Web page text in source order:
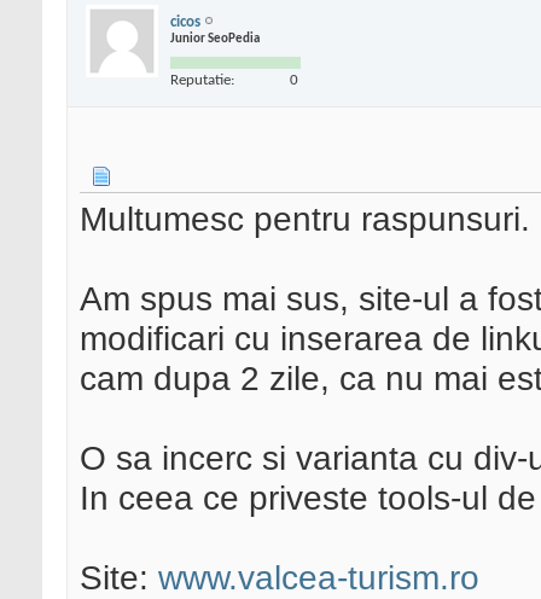
cicos
Junior SeoPedia
Reputatie: 0
Multumesc pentru raspunsuri.
Am spus mai sus, site-ul a
modificari cu inserarea de
cam dupa 2 zile, ca nu mai
O sa incerc si varianta cu div-
In ceea ce priveste tools-ul
Site: www.valcea-turism.ro